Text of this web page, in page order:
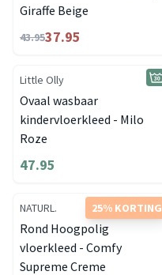
Giraffe Beige
43.9537.95
Little Olly
Ovaal wasbaar
kindervloerkleed - Milo
Roze
47.95
25% KORTING
NATURL.
Rond Hoogpolig
vloerkleed - Comfy
Supreme Creme